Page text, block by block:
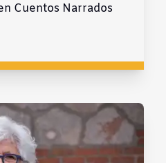
Cuentos Narrados